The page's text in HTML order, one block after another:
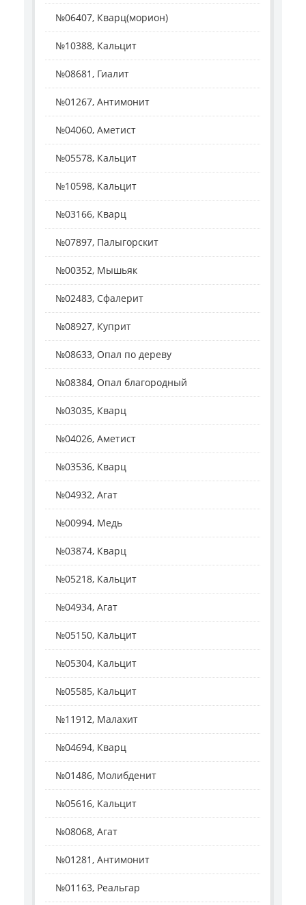
№06407, Кварц(морион)
№10388, Кальцит
№08681, Гиалит
№01267, Антимонит
№04060, Аметист
№05578, Кальцит
№10598, Кальцит
№03166, Кварц
№07897, Палыгорскит
№00352, Мышьяк
№02483, Сфалерит
№08927, Куприт
№08633, Опал по дереву
№08384, Опал благородный
№03035, Кварц
№04026, Аметист
№03536, Кварц
№04932, Агат
№00994, Медь
№03874, Кварц
№05218, Кальцит
№04934, Агат
№05150, Кальцит
№05304, Кальцит
№05585, Кальцит
№11912, Малахит
№04694, Кварц
№01486, Молибденит
№05616, Кальцит
№08068, Агат
№01281, Антимонит
№01163, Реальгар